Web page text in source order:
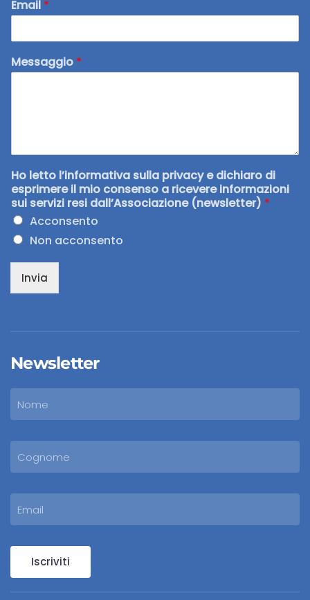
Email *
Messaggio *
Ho letto l’informativa sulla privacy e dichiaro di
esprimere il mio consenso a ricevere informazioni
sui servizi resi dall’Associazione (newsletter) *
Acconsento
Non acconsento
Invia
Newsletter
Iscriviti